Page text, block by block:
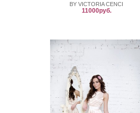
BY VICTORIA CENCI
11000руб.